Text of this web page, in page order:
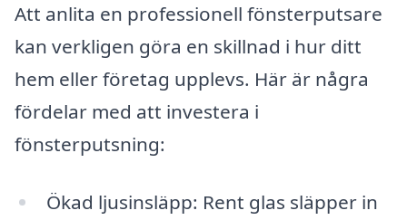
Att anlita en professionell fönsterputsare
kan verkligen göra en skillnad i hur ditt
hem eller företag upplevs. Här är några
fördelar med att investera i
fönsterputsning:
Ökad ljusinsläpp: Rent glas släpper in